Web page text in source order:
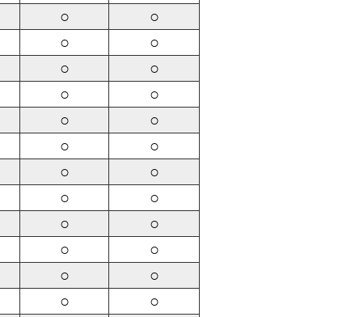
○ ○
○ ○
○ ○
○ ○
○ ○
○ ○
○ ○
○ ○
○ ○
○ ○
○ ○
○ ○